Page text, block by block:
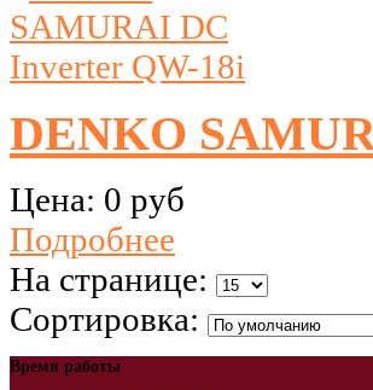
DENKO
Цена: 0 руб
Подробнее
На странице:
Сортировка:
Время работы